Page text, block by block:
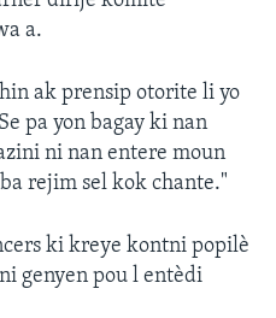
a.
ak prensip otorite li yo
pa yon bagay ki nan
ni nan entere moun
rejim sel kok chante."
ki kreye kontni popilè
genyen pou l entèdi